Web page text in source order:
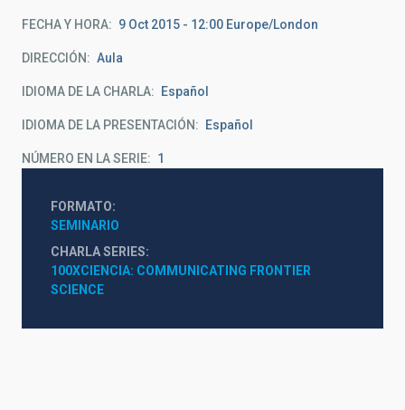
FECHA Y HORA 9 Oct 2015 - 12:00 Europe/London
DIRECCIÓN Aula
IDIOMA DE LA CHARLA Español
IDIOMA DE LA PRESENTACIÓN Español
NÚMERO EN LA SERIE 1
FORMATO
SEMINARIO
CHARLA SERIES
100XCIENCIA: COMMUNICATING FRONTIER
SCIENCE